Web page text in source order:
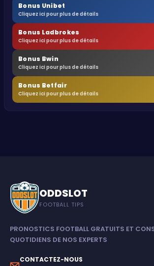
Bonus Unibet
Cliquez ici pour plus de détails
Bonus Ladbrokes
Cliquez ici pour plus de détails
Bonus Bwin
Cliquez ici pour plus de détails
Bonus Betfair
Cliquez ici pour plus de détails
ODDSLOT
FOOTBALL TIPS
PRONOSTICS FOOTBALL GRATUITS ET
QUOTIDIENS DE NOS EXPERTS
CONTACTEZ-NOUS